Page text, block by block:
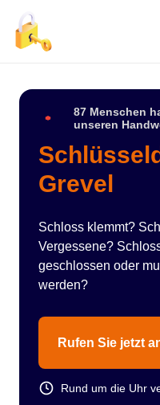
87 Menschen
unseren
Grevel
Schloss klemmt?
Vergessene?
geschlossen oder
werden?
Rufen Sie jetzt
Rund um die Uhr